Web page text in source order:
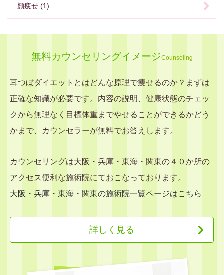
顔痩せ (1)
無料カウンセリングイメージCounseling
耳つぼダイエットとはどんな原理で痩せるのか？まずは
正確な知識が必要です。内容の説明、健康状態のチェッ
クから無理なく目標体重までやせることができるかどう
かまで、カウンセラーが無料でお答えします。
カウンセリングは大阪・兵庫・東海・関東の４０か所の
アクセス便利な施術院にておこなっております。
大阪・兵庫・東海・関東の施術院一覧ページはこちら
詳しく見る